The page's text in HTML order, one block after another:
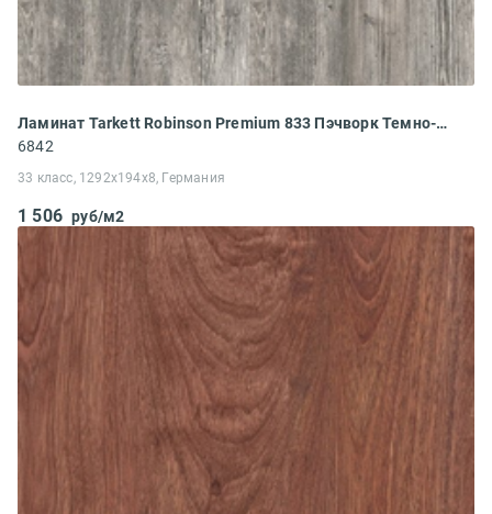
Ламинат Tarkett Robinson Premium 833 Пэчворк Темно-серый
6842
33 класс, 1292x194x8, Германия
1 506 руб/м2